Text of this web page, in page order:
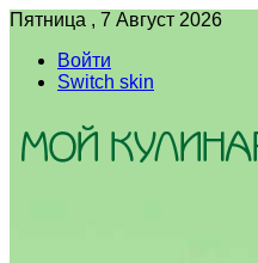
Пятница , 7 Август 2026
Войти
Switch skin